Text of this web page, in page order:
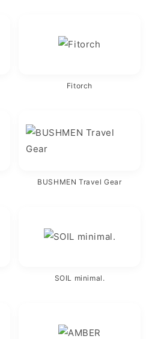
Fitorch
BUSHMEN Travel Gear
SOIL minimal.